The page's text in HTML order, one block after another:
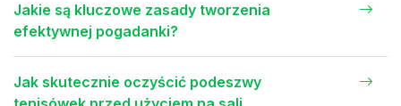
Jakie są kluczowe zasady tworzenia
efektywnej pogadanki?
Jak skutecznie oczyścić podeszwy